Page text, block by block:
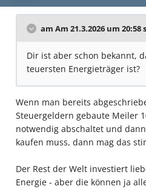
am Am 21.3.2026 um 20:58
Dir ist aber schon bekannt,
teuersten Energieträger ist?
Wenn man bereits
Steuergeldern gebaute Meiler
notwendig abschaltet und
kaufen muss, dann mag das
Der Rest der Welt investiert
Energie - aber die können ja